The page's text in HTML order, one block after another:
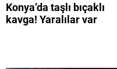
Konya’da taşlı bıçaklı
kavga! Yaralılar var